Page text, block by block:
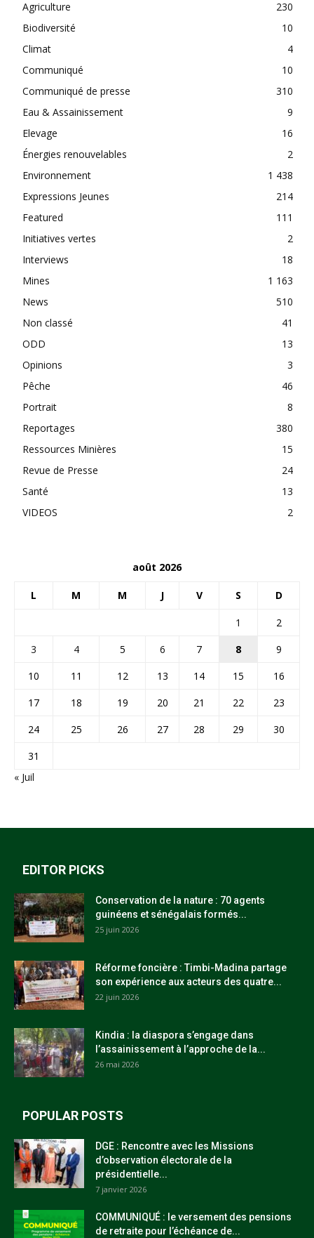
Agriculture
230
Biodiversité
10
Climat
4
Communiqué
10
Communiqué de presse
310
Eau & Assainissement
9
Elevage
16
Énergies renouvelables
2
Environnement
1 438
Expressions Jeunes
214
Featured
111
Initiatives vertes
2
Interviews
18
Mines
1 163
News
510
Non classé
41
ODD
13
Opinions
3
Pêche
46
Portrait
8
Reportages
380
Ressources Minières
15
Revue de Presse
24
Santé
13
VIDEOS
2
août 2026
L M M J V S D
1
2
3
4 5 6 7 8
9
10
11 12 13 14 15
16
17
18 19 20 21 22
23
24
25 26 27 28 29
30
31
« Juil
EDITOR PICKS
Conservation de la nature : 70 agents
guinéens et sénégalais formés...
25 juin 2026
Réforme foncière : Timbi-Madina partage
son expérience aux acteurs des quatre...
22 juin 2026
Kindia : la diaspora s’engage dans
l’assainissement à l’approche de la...
26 mai 2026
POPULAR POSTS
DGE : Rencontre avec les Missions
d’observation électorale de la
présidentielle...
7 janvier 2026
COMMUNIQUÉ : le versement des pensions
de retraite pour l’échéance de...